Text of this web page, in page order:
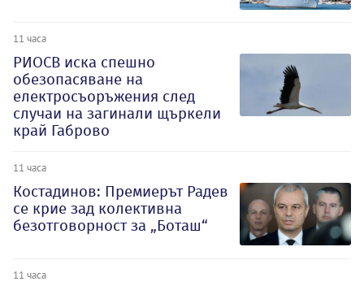
11 часа
РИОСВ иска спешно
обезопасяване на
електросъоръжения след
случаи на загинали щъркели
край Габрово
11 часа
Костадинов: Премиерът Радев
се крие зад колективна
безотговорност за „Боташ“
11 часа